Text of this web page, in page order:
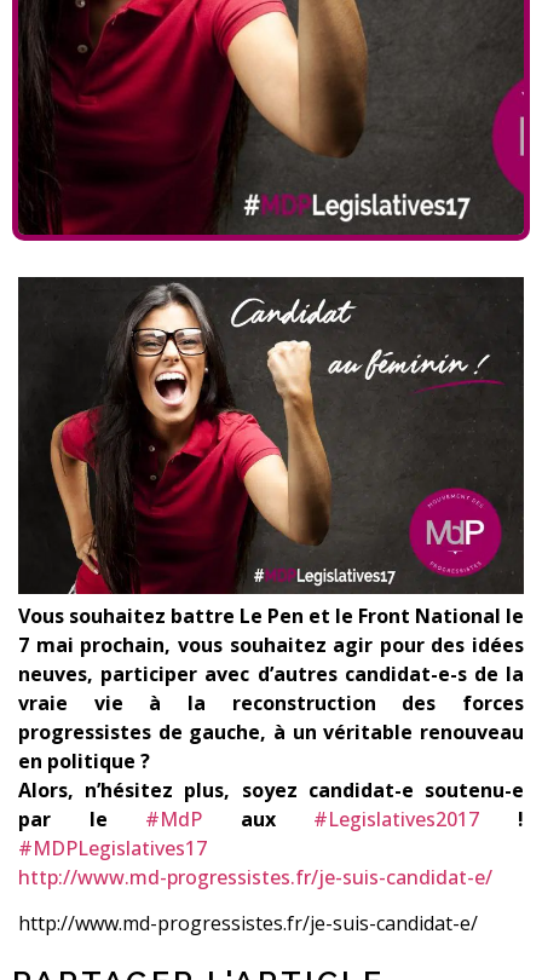
Vous souhaitez battre Le Pen et le Front National le
7 mai prochain, vous souhaitez agir pour des idées
neuves, participer avec d’autres candidat-e-s de la
vraie vie à la reconstruction des forces
progressistes de gauche, à un véritable renouveau
en politique ?
Alors, n’hésitez plus, soyez candidat-e soutenu-e
par le #MdP aux #Legislatives2017 !
#MDPLegislatives17
http://www.md-progressistes.fr/je-suis-candidat-e/
http://www.md-progressistes.fr/je-suis-candidat-e/